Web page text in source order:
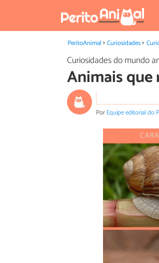
PeritoAnimal Curiosidades
Curiosidades do mundo
Animais que
PorEquipe editorial do